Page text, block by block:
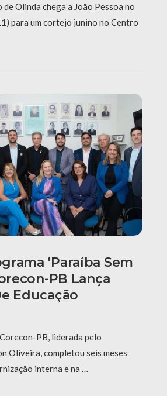
Olinda chega a João Pessoa no
para um cortejo junino no Centro
‘Paraíba Sem
PB Lança
Educação
PB, liderada pelo
Oliveira, completou seis meses
interna e na …